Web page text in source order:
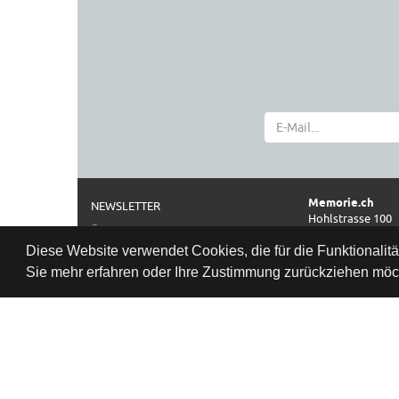
Diese Website verwendet Cookies, die für die
Sie mehr erfahren oder Ihre Zustimmung zurückziehen
NEWSLETTER
ÜBER UNS
IMPRESSUM
AGB
DATENSCHUTZ
Memorie.ch
Hohlstrasse 100
Telefon
0041 44 261 42 24
Öffnungszeiten